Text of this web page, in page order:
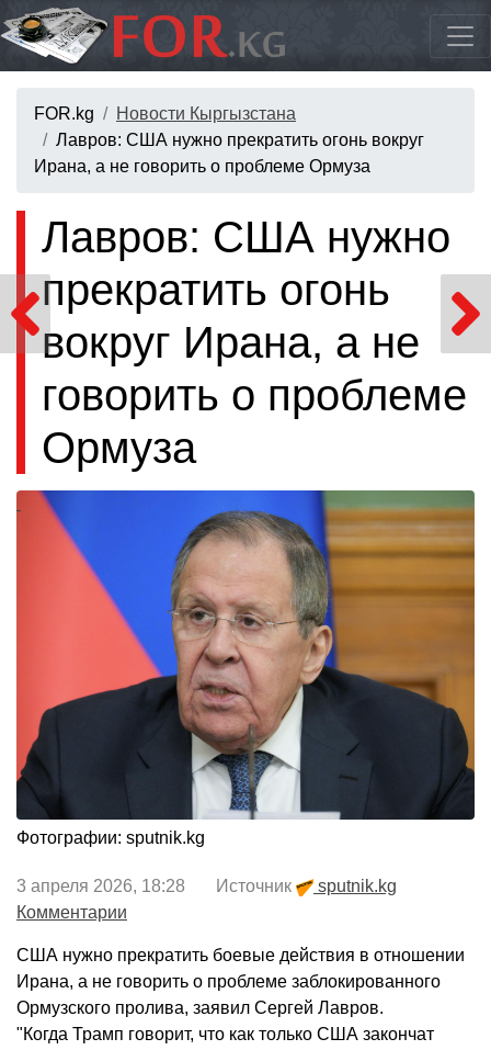
FOR.kg
Новости Кыргызстана
Лавров: США нужно прекратить огонь вокруг
Ирана, а не говорить о проблеме Ормуза
Лавров: США нужно
прекратить огонь
вокруг Ирана, а не
говорить о проблеме
Ормуза
Фотографии: sputnik.kg
3 апреля 2026, 18:28 Источник
sputnik.kg
Комментарии
США нужно прекратить боевые действия в отношении
Ирана, а не говорить о проблеме заблокированного
Ормузского пролива, заявил Сергей Лавров.
"Когда Трамп говорит, что как только США закончат